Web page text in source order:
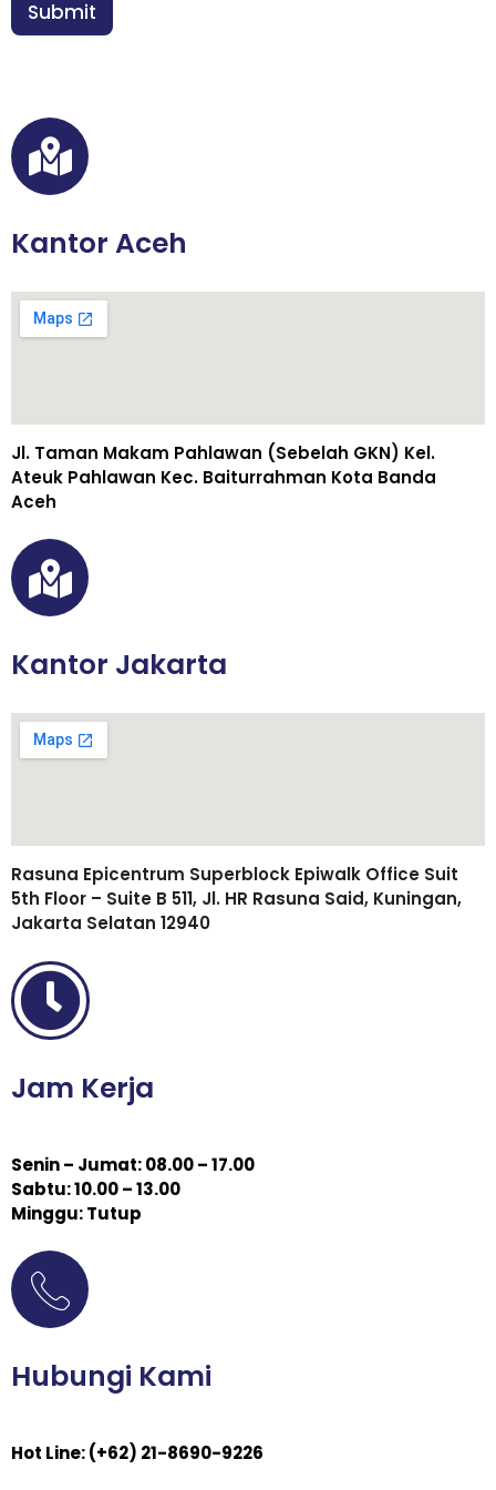
n
*
Submit
Kantor Aceh
Jl. Taman Makam Pahlawan (Sebelah GKN) Kel.
Ateuk Pahlawan Kec. Baiturrahman Kota Banda
Aceh
Kantor Jakarta
Rasuna Epicentrum Superblock Epiwalk Office Suit
5th Floor – Suite B 511, Jl. HR Rasuna Said, Kuningan,
Jakarta Selatan 12940
Jam Kerja
Senin – Jumat: 08.00 – 17.00
Sabtu: 10.00 – 13.00
Minggu: Tutup
Hubungi Kami
Hot Line: (+62) 21-8690-9226